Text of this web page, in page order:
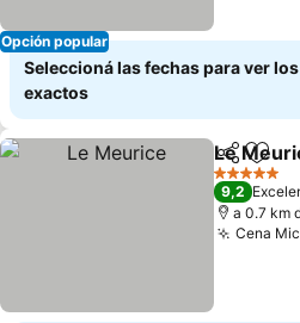
Opción popular
Seleccioná las fechas para ver
exactos
Compartir
Le
5 Estrellas
9,2
a 0.7 km
Cena